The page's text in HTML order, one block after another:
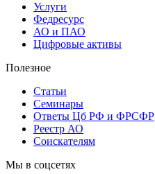
Услуги
Федресурс
АО и ПАО
Цифровые активы
Полезное
Статьи
Cеминары
Ответы Цб РФ и ФРСФР
Реестр АО
Соискателям
Мы в соцсетях